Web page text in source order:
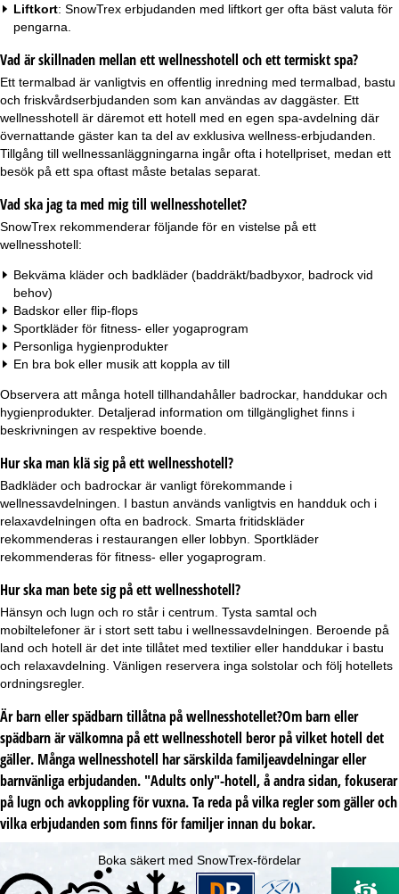
Liftkort: SnowTrex erbjudanden med liftkort ger ofta bäst valuta för
pengarna.
Vad är skillnaden mellan ett wellnesshotell och ett termiskt spa?
Ett termalbad är vanligtvis en offentlig inredning med termalbad, bastu
och friskvårdserbjudanden som kan användas av daggäster. Ett
wellnesshotell är däremot ett hotell med en egen spa-avdelning där
övernattande gäster kan ta del av exklusiva wellness-erbjudanden.
Tillgång till wellnessanläggningarna ingår ofta i hotellpriset, medan ett
besök på ett spa oftast måste betalas separat.
Vad ska jag ta med mig till wellnesshotellet?
SnowTrex rekommenderar följande för en vistelse på ett
wellnesshotell:
Bekväma kläder och badkläder (baddräkt/badbyxor, badrock vid
behov)
Badskor eller flip-flops
Sportkläder för fitness- eller yogaprogram
Personliga hygienprodukter
En bra bok eller musik att koppla av till
Observera att många hotell tillhandahåller badrockar, handdukar och
hygienprodukter. Detaljerad information om tillgänglighet finns i
beskrivningen av respektive boende.
Hur ska man klä sig på ett wellnesshotell?
Badkläder och badrockar är vanligt förekommande i
wellnessavdelningen. I bastun används vanligtvis en handduk och i
relaxavdelningen ofta en badrock. Smarta fritidskläder
rekommenderas i restaurangen eller lobbyn. Sportkläder
rekommenderas för fitness- eller yogaprogram.
Hur ska man bete sig på ett wellnesshotell?
Hänsyn och lugn och ro står i centrum. Tysta samtal och
mobiltelefoner är i stort sett tabu i wellnessavdelningen. Beroende på
land och hotell är det inte tillåtet med textilier eller handdukar i bastu
och relaxavdelning. Vänligen reservera inga solstolar och följ hotellets
ordningsregler.
Är barn eller spädbarn tillåtna på wellnesshotellet?Om barn eller
spädbarn är välkomna på ett wellnesshotell beror på vilket hotell det
gäller. Många wellnesshotell har särskilda familjeavdelningar eller
barnvänliga erbjudanden. "Adults only"-hotell, å andra sidan, fokuserar
på lugn och avkoppling för vuxna. Ta reda på vilka regler som gäller och
vilka erbjudanden som finns för familjer innan du bokar.
Boka säkert med SnowTrex-fördelar